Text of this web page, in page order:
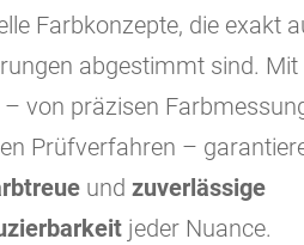
Farbkonzepte, die exakt
abgestimmt sind.
von präzisen
Prüfverfahren –
undzuverlässige
jeder Nuance.